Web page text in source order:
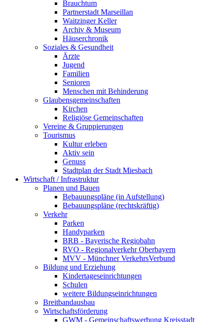
Brauchtum
Partnerstadt Marseillan
Waitzinger Keller
Archiv & Museum
Häuserchronik
Soziales & Gesundheit
Ärzte
Jugend
Familien
Senioren
Menschen mit Behinderung
Glaubensgemeinschaften
Kirchen
Religiöse Gemeinschaften
Vereine & Gruppierungen
Tourismus
Kultur erleben
Aktiv sein
Genuss
Stadtplan der Stadt Miesbach
Wirtschaft / Infrastruktur
Planen und Bauen
Bebauungspläne (in Aufstellung)
Bebauungspläne (rechtskräftig)
Verkehr
Parken
Handyparken
BRB - Bayerische Regiobahn
RVO - Regionalverkehr Oberbayern
MVV - Münchner VerkehrsVerbund
Bildung und Erziehung
Kindertageseinrichtungen
Schulen
weitere Bildungseinrichtungen
Breitbandausbau
Wirtschaftsförderung
GWM - Gemeinschaftswerbung Kreisstadt